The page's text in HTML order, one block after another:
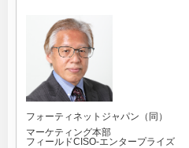
フォーティネットジャパン（同）
マーケティング本部
フィールドCISO-エンタープライズ